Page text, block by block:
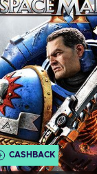
Ver ofertas
CASHBACK